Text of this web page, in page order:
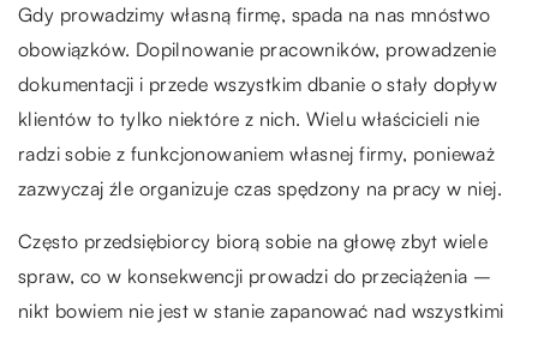
Gdy prowadzimy własną firmę, spada na nas mnóstwo
obowiązków. Dopilnowanie pracowników, prowadzenie
dokumentacji i przede wszystkim dbanie o stały dopływ
klientów to tylko niektóre z nich. Wielu właścicieli nie
radzi sobie z funkcjonowaniem własnej firmy, ponieważ
zazwyczaj źle organizuje czas spędzony na pracy w niej.
Często przedsiębiorcy biorą sobie na głowę zbyt wiele
spraw, co w konsekwencji prowadzi do przeciążenia –
nikt bowiem nie jest w stanie zapanować nad wszystkimi